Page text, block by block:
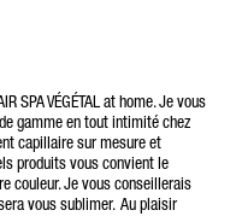
SPA VÉGÉTAL at home. Je vous
gamme en tout intimité chez
capillaire sur mesure et
produits vous convient le
couleur. Je vous conseillerais
vous sublimer. Au plaisir